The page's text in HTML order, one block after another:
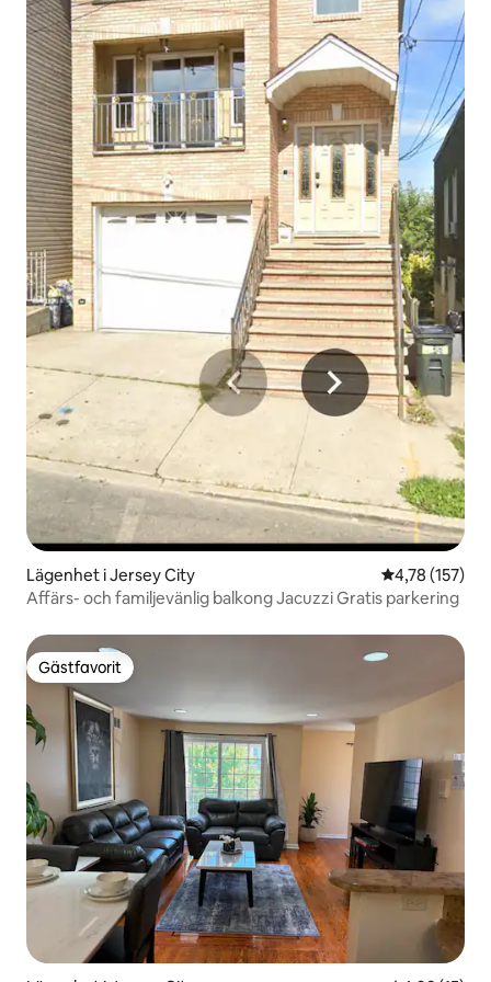
Lägenhet i Jersey City 4,78 av 5 i
4,78 (157)
Affärs- och familjevänlig balkong Jacuzzi Gratis parkering
Gästfavorit
Gästfavorit